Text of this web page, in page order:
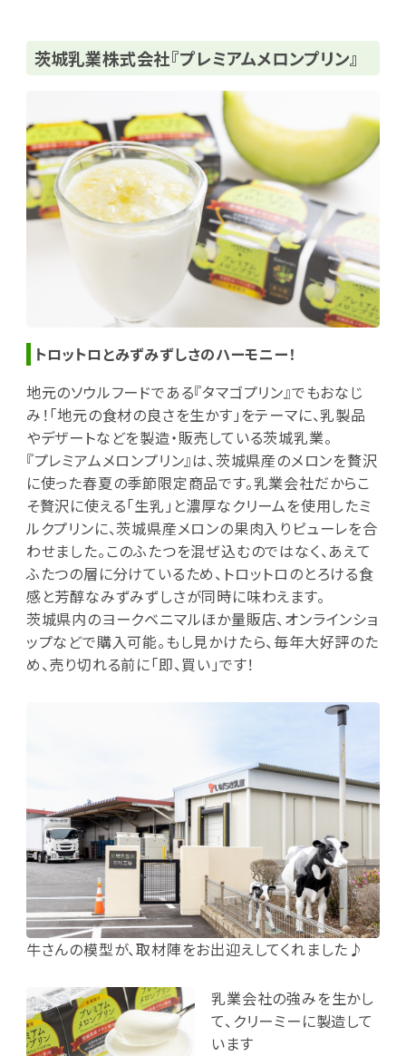
茨城乳業株式会社『プレミアムメロンプリン』
トロットロとみずみずしさのハーモニー！
地元のソウルフードである『タマゴプリン』でもおなじ
み！「地元の食材の良さを生かす」をテーマに、乳製品
やデザートなどを製造・販売している茨城乳業。
『プレミアムメロンプリン』は、茨城県産のメロンを贅沢
に使った春夏の季節限定商品です。乳業会社だからこ
そ贅沢に使える「生乳」と濃厚なクリームを使用したミ
ルクプリンに、茨城県産メロンの果肉入りピューレを合
わせました。このふたつを混ぜ込むのではなく、あえて
ふたつの層に分けているため、トロットロのとろける食
感と芳醇なみずみずしさが同時に味わえます。
茨城県内のヨークベニマルほか量販店、オンラインショ
ップなどで購入可能。もし見かけたら、毎年大好評のた
め、売り切れる前に「即、買い」です！
牛さんの模型が、取材陣をお出迎えしてくれました♪
乳業会社の強みを生かし
て、クリーミーに製造して
います